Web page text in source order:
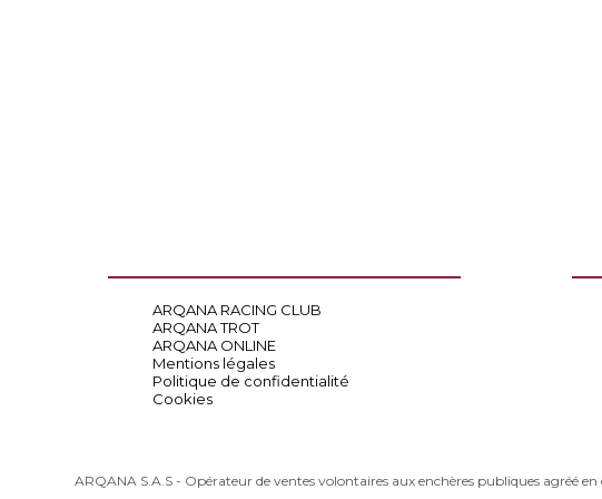
ARQANA RACING CLUB
ARQANA TROT
ARQANA ONLINE
Mentions légales
Politique de confidentialité
Cookies
ARQANA S.A.S - Opérateur de ventes volontaires aux enchères publiques agréé